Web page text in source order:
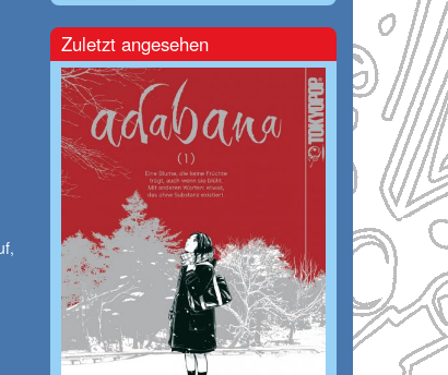
Zuletzt angesehen